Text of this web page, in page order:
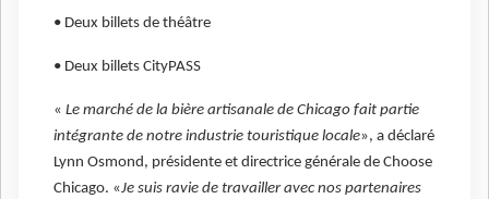
• Deux billets de théâtre
• Deux billets CityPASS
« Le marché de la bière artisanale de Chicago fait partie
intégrante de notre industrie touristique locale», a déclaré
Lynn Osmond, présidente et directrice générale de Choose
Chicago. «Je suis ravie de travailler avec nos partenaires